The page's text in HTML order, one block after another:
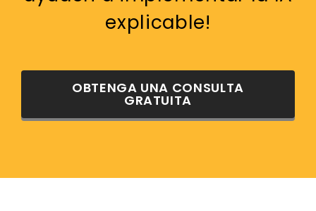
explicable!
OBTENGA UNA CONSULTA
GRATUITA